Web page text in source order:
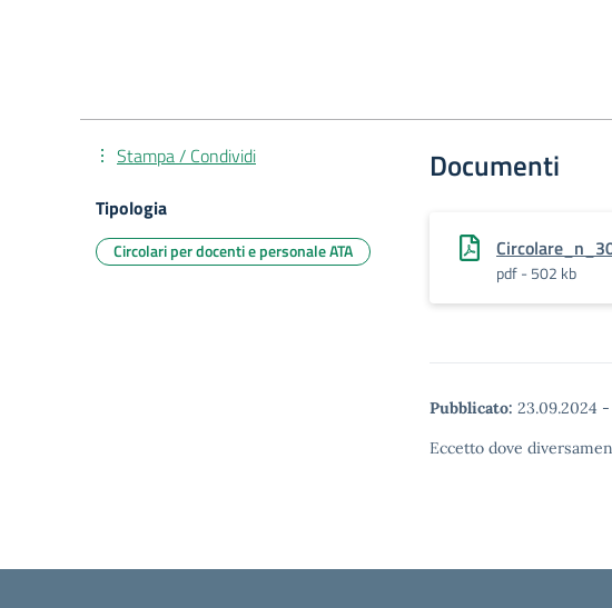
Documenti
pdf - 502 kb
Pubblicato: 23.09.2024 -
Eccetto dove
Stampa / Condividi
Tipologia
Circolari per docenti e personale ATA